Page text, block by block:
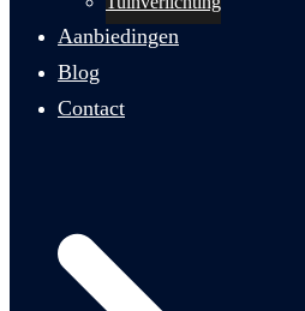
Aanbiedingen
Blog
Contact